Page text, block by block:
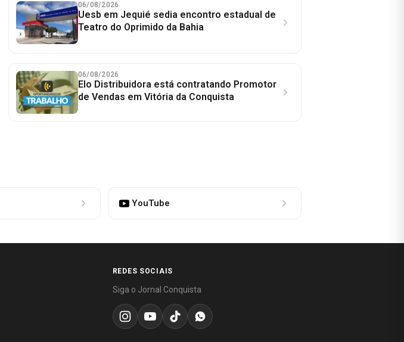
06/08/2026
Uesb em Jequié sedia encontro estadual de
Teatro do Oprimido da Bahia
06/08/2026
Elo Distribuidora está contratando Promotor
de Vendas em Vitória da Conquista
YouTube
REDES SOCIAIS
Siga o Jornal Conquista